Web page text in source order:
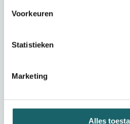
Voorkeuren
Statistieken
Marketing
Alles